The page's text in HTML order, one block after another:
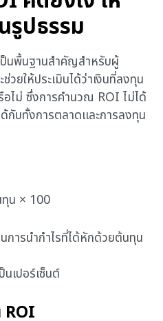
รูปธรรม
ป็นพื้นฐานสำคัญสำหรับผู้
วยให้ประเมินได้ว่าเงินที่ลงทุน
ไม่ ซึ่งการคำนวณ ROI ไม่ได้
ด้กับทั้งการตลาดและการลงทุน
น × 100
การนำกำไรที่ได้หักด้วยต้นทุน
เปอร์เซ็นต์